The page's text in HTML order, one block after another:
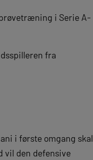
i Serie A-
fra
i første omgang skal
vil den defensive